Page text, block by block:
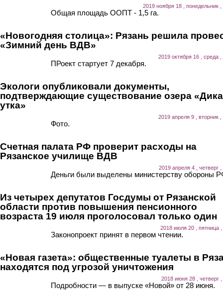
2019 ноября 18 , понедельник ,
Общая площадь ООПТ - 1,5 га.
«Новогодняя столица»: Рязань решила
«Зимний день ВДВ»
2019 октября 16 , среда ,
ПРоект стартует 7 декабря.
Экологи опубликовали документы,
подтверждающие существование озера
утка»
2019 апреля 9 , вторник ,
Фото.
Счетная палата РФ проверит расходы на
Рязанское училище ВДВ
2019 апреля 4 , четверг ,
Деньги были выделены министерству обороны
Из четырех депутатов Госдумы от Рязанской
области против повышения пенсионного
возраста 19 июля проголосовал только один
2018 июля 20 , пятница ,
Законопроект принят в первом чтении.
«Новая газета»: общественные туалеты в
находятся под угрозой уничтожения
2018 июня 28 , четверг ,
Подробности — в выпуске «Новой» от 28 июня.